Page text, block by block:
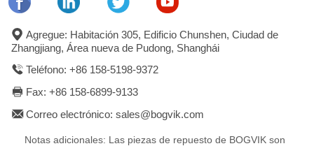
Agregue: Habitación 305, Edificio Chunshen, Ciudad de
Zhangjiang, Área nueva de Pudong, Shanghái
Teléfono: +86 158-5198-9372
Fax: +86 158-6899-9133
Correo electrónico: sales@bogvik.com
Notas adicionales: Las piezas de repuesto de BOGVIK son